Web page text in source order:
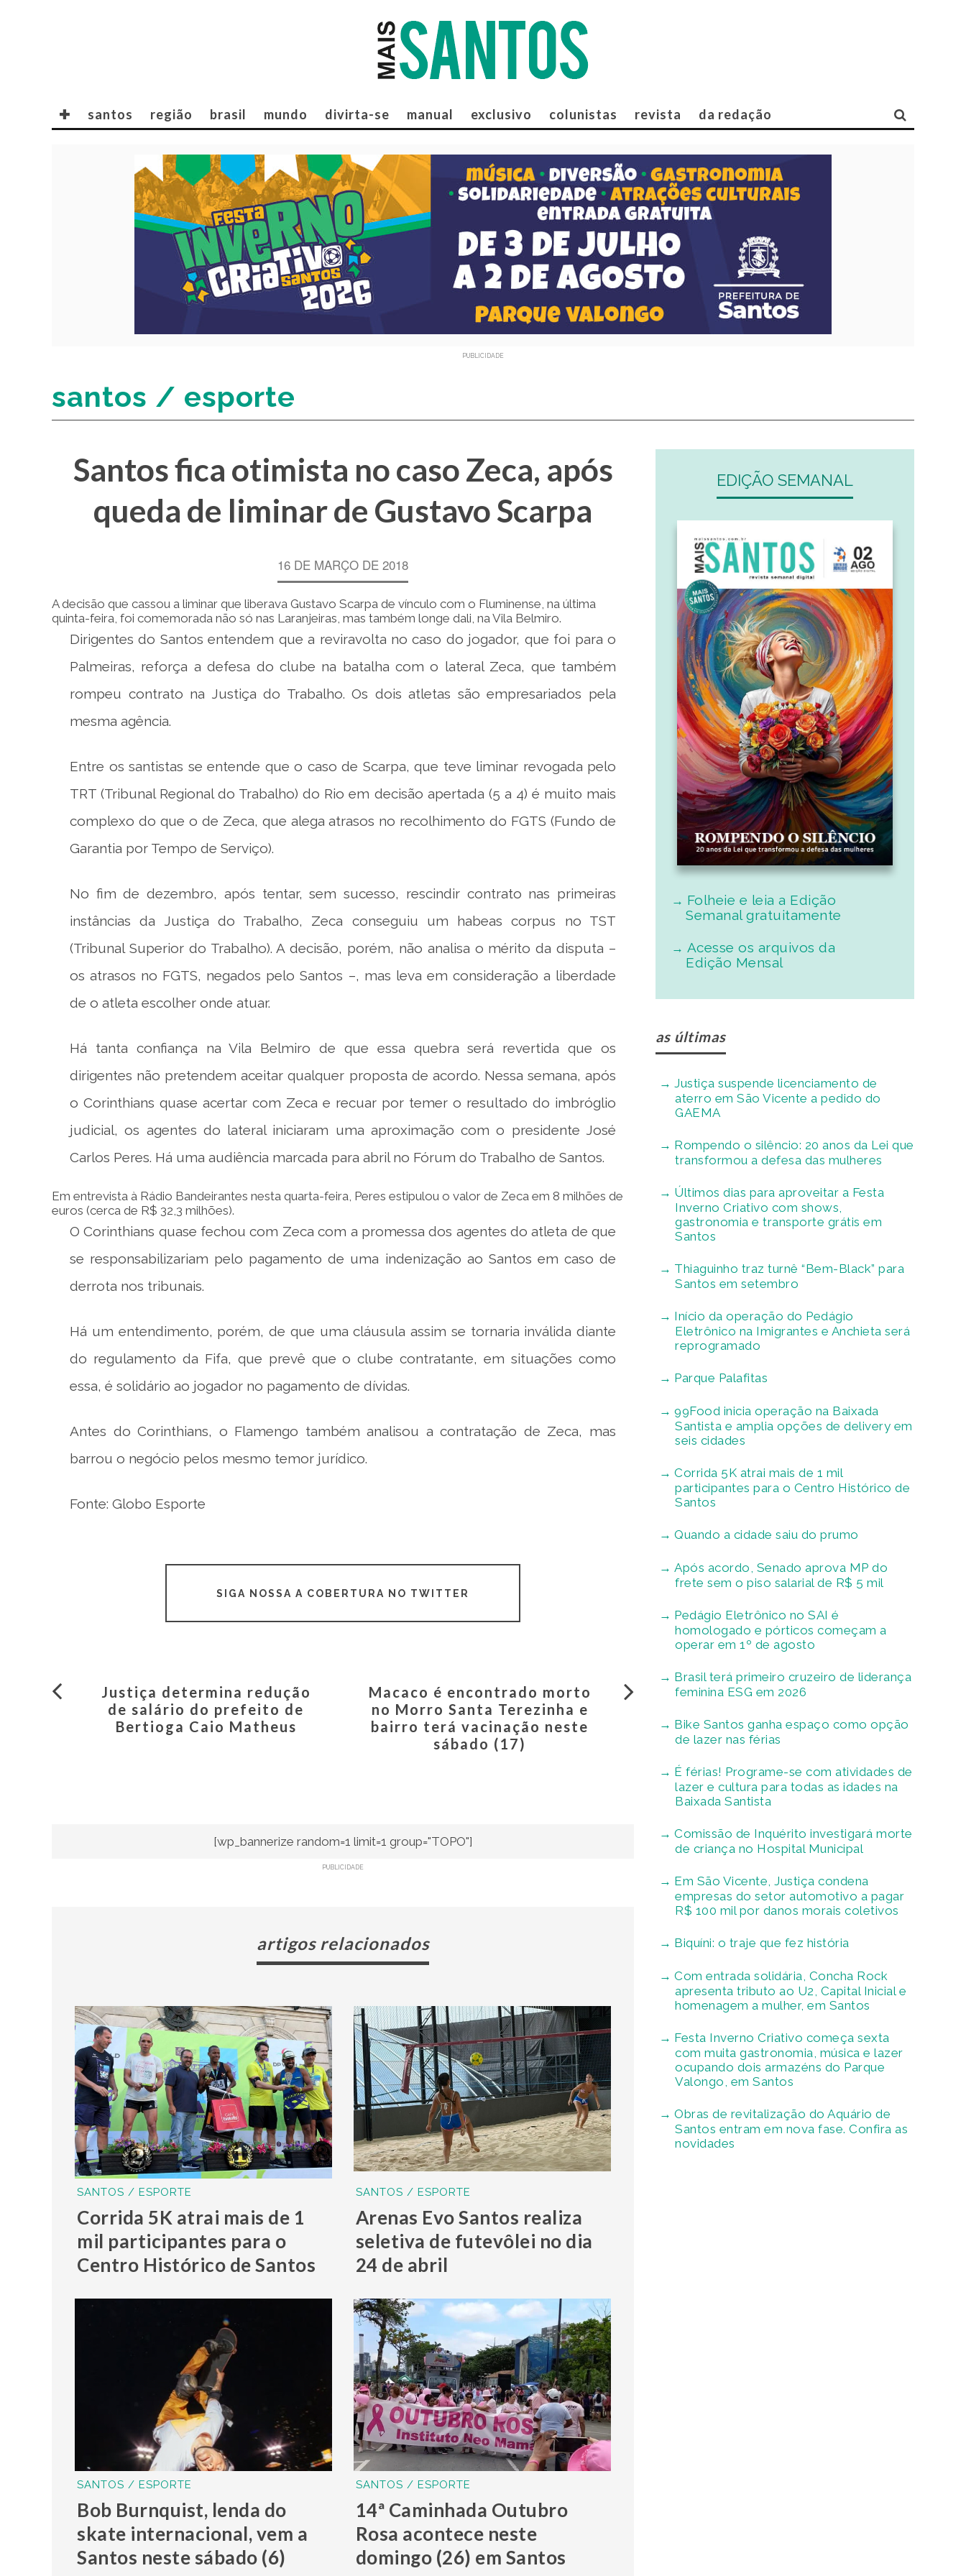
✚ santos região brasil mundo divirta-se manual exclusivo colunistas revista da redação
PUBLICIDADE
santos / esporte
Santos fica otimista no caso Zeca, após
queda de liminar de Gustavo Scarpa
16 DE MARÇO DE 2018
A decisão que cassou a liminar que liberava Gustavo Scarpa de vínculo com o Fluminense, na última
quinta-feira, foi comemorada não só nas Laranjeiras, mas também longe dali, na Vila Belmiro.
Dirigentes do Santos entendem que a reviravolta no caso do jogador, que foi para o
Palmeiras, reforça a defesa do clube na batalha com o lateral Zeca, que também
rompeu contrato na Justiça do Trabalho. Os dois atletas são empresariados pela
mesma agência.
Entre os santistas se entende que o caso de Scarpa, que teve liminar revogada pelo
TRT (Tribunal Regional do Trabalho) do Rio em decisão apertada (5 a 4) é muito mais
complexo do que o de Zeca, que alega atrasos no recolhimento do FGTS (Fundo de
Garantia por Tempo de Serviço).
No fim de dezembro, após tentar, sem sucesso, rescindir contrato nas primeiras
instâncias da Justiça do Trabalho, Zeca conseguiu um habeas corpus no TST
(Tribunal Superior do Trabalho). A decisão, porém, não analisa o mérito da disputa –
os atrasos no FGTS, negados pelo Santos –, mas leva em consideração a liberdade
de o atleta escolher onde atuar.
Há tanta confiança na Vila Belmiro de que essa quebra será revertida que os
dirigentes não pretendem aceitar qualquer proposta de acordo. Nessa semana, após
o Corinthians quase acertar com Zeca e recuar por temer o resultado do imbróglio
judicial, os agentes do lateral iniciaram uma aproximação com o presidente José
Carlos Peres. Há uma audiência marcada para abril no Fórum do Trabalho de Santos.
Em entrevista à Rádio Bandeirantes nesta quarta-feira, Peres estipulou o valor de Zeca em 8 milhões de
euros (cerca de R$ 32,3 milhões).
O Corinthians quase fechou com Zeca com a promessa dos agentes do atleta de que
se responsabilizariam pelo pagamento de uma indenização ao Santos em caso de
derrota nos tribunais.
Há um entendimento, porém, de que uma cláusula assim se tornaria inválida diante
do regulamento da Fifa, que prevê que o clube contratante, em situações como
essa, é solidário ao jogador no pagamento de dívidas.
Antes do Corinthians, o Flamengo também analisou a contratação de Zeca, mas
barrou o negócio pelos mesmo temor jurídico.
Fonte: Globo Esporte
SIGA NOSSA A COBERTURA NO TWITTER
Justiça determina redução
de salário do prefeito de
Bertioga Caio Matheus
Macaco é encontrado morto
no Morro Santa Terezinha e
bairro terá vacinação neste
sábado (17)
[wp_bannerize random=1 limit=1 group="TOPO"]
PUBLICIDADE
artigos relacionados
SANTOS / ESPORTE
Corrida 5K atrai mais de 1
mil participantes para o
Centro Histórico de Santos
SANTOS / ESPORTE
Arenas Evo Santos realiza
seletiva de futevôlei no dia
24 de abril
SANTOS / ESPORTE
Bob Burnquist, lenda do
skate internacional, vem a
Santos neste sábado (6)
SANTOS / ESPORTE
14ª Caminhada Outubro
Rosa acontece neste
domingo (26) em Santos
EDIÇÃO SEMANAL
Folheie e leia a Edição
Semanal gratuitamente
Acesse os arquivos da
Edição Mensal
as últimas
Justiça suspende licenciamento de
aterro em São Vicente a pedido do
GAEMA
Rompendo o silêncio: 20 anos da Lei que
transformou a defesa das mulheres
Últimos dias para aproveitar a Festa
Inverno Criativo com shows,
gastronomia e transporte grátis em
Santos
Thiaguinho traz turnê “Bem-Black” para
Santos em setembro
Início da operação do Pedágio
Eletrônico na Imigrantes e Anchieta será
reprogramado
Parque Palafitas
99Food inicia operação na Baixada
Santista e amplia opções de delivery em
seis cidades
Corrida 5K atrai mais de 1 mil
participantes para o Centro Histórico de
Santos
Quando a cidade saiu do prumo
Após acordo, Senado aprova MP do
frete sem o piso salarial de R$ 5 mil
Pedágio Eletrônico no SAI é
homologado e pórticos começam a
operar em 1º de agosto
Brasil terá primeiro cruzeiro de liderança
feminina ESG em 2026
Bike Santos ganha espaço como opção
de lazer nas férias
É férias! Programe-se com atividades de
lazer e cultura para todas as idades na
Baixada Santista
Comissão de Inquérito investigará morte
de criança no Hospital Municipal
Em São Vicente, Justiça condena
empresas do setor automotivo a pagar
R$ 100 mil por danos morais coletivos
Biquíni: o traje que fez história
Com entrada solidária, Concha Rock
apresenta tributo ao U2, Capital Inicial e
homenagem a mulher, em Santos
Festa Inverno Criativo começa sexta
com muita gastronomia, música e lazer
ocupando dois armazéns do Parque
Valongo, em Santos
Obras de revitalização do Aquário de
Santos entram em nova fase. Confira as
novidades